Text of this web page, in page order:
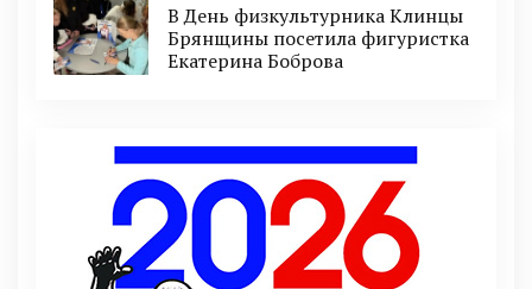
В День физкультурника Клинцы
Брянщины посетила фигуристка
Екатерина Боброва